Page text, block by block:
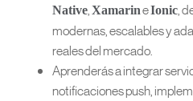
Native XamarineIonic ,
modernas, escalables y
reales del mercado.
Aprenderás a integrar
notificaciones push,